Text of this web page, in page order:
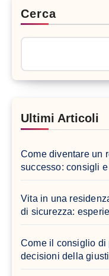
Cerca
Ultimi Articoli
Come diventare un
successo: consigli
Vita in una
di sicurezza:
Come il consiglio
decisioni della